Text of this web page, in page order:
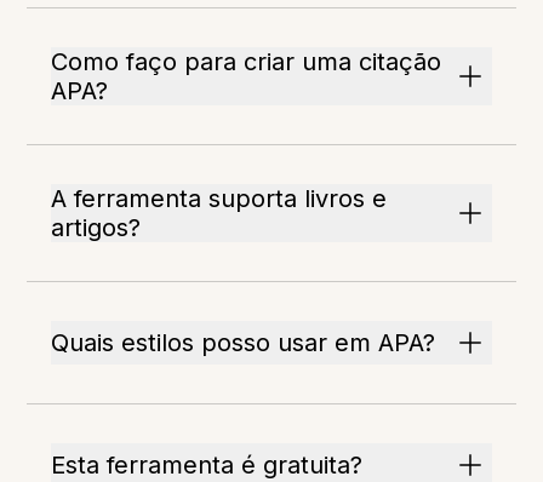
Como faço para criar uma citação
APA?
A ferramenta suporta livros e
artigos?
Quais estilos posso usar em APA?
Esta ferramenta é gratuita?